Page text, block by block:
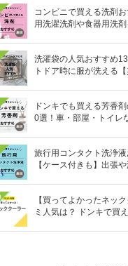
コンビニで買える洗剤
用洗濯洗剤や食器用洗
洗濯袋の人気おすすめ
トドア時に服が洗える【
ドンキでも買える芳香
0選！車・部屋・トイレ
旅行用コンタクト洗浄
【ケース付きも】出張
【買ってよかったネッ
ミ人気は？ ドンキで買